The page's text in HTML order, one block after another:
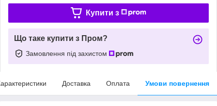
Купити з
Що таке купити з Пром?
Замовлення під захистом
Доставка Оплата Умови повернення